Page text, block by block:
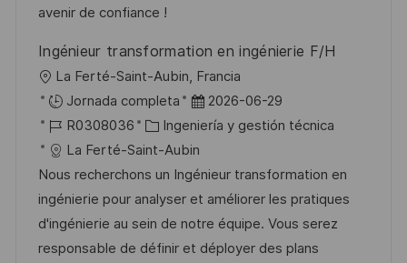
u
l
i
c
a
c
i
ó
n
e
í
avenir de confiance !
Ingénieur transformation en ingénierie F/H
U
b
c
a
c
i
ó
La Ferté-Saint-Aubin, Francia
Jornada completa
F
e
c
h
a
d
e
2026-06-29
I
D
d
e
e
m
R0308036
C
a
t
e
g
o
Ingeniería y gestión técnica
La Ferté-Saint-Aubin
Nous recherchons un Ingénieur transformation en
ingénierie pour analyser et améliorer les pratiques
d'ingénierie au sein de notre équipe. Vous serez
responsable de définir et déployer des plans